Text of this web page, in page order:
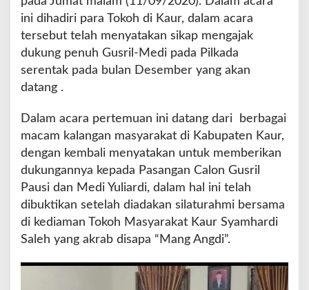
u
k
u
g
P
u
P
a
s
a
g
a
n
u
ini dihadiri para Tokoh di Kaur, dalam acara
tersebut telah menyatakan sikap mengajak
dukung penuh Gusril-Medi pada Pilkada
serentak pada bulan Desember yang akan
datang .
Dalam acara pertemuan ini datang dari berbagai
macam kalangan masyarakat di Kabupaten Kaur,
dengan kembali menyatakan untuk memberikan
dukungannya kepada Pasangan Calon Gusril
Pausi dan Medi Yuliardi, dalam hal ini telah
dibuktikan setelah diadakan silaturahmi bersama
di kediaman Tokoh Masyarakat Kaur Syamhardi
Saleh yang akrab disapa “Mang Angdi”.